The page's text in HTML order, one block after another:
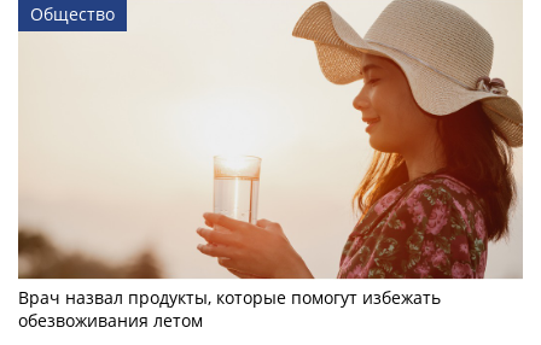
Общество
Врач назвал продукты, которые помогут избежать
обезвоживания летом